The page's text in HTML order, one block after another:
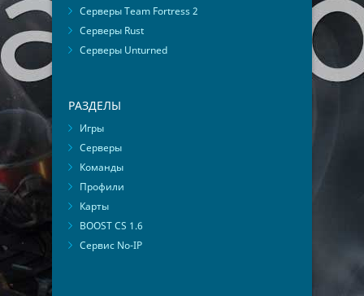
Серверы Team Fortress 2
Серверы Rust
Серверы Unturned
РАЗДЕЛЫ
Игры
Серверы
Команды
Профили
Карты
BOOST CS 1.6
Сервис No-IP